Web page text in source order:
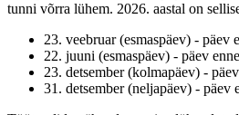
tunni võrra lühem. 2026. aastal on
23. veebruar (esmaspäev) - päev
22. juuni (esmaspäev) - päev
23. detsember (kolmapäev) -
31. detsember (neljapäev) - päev